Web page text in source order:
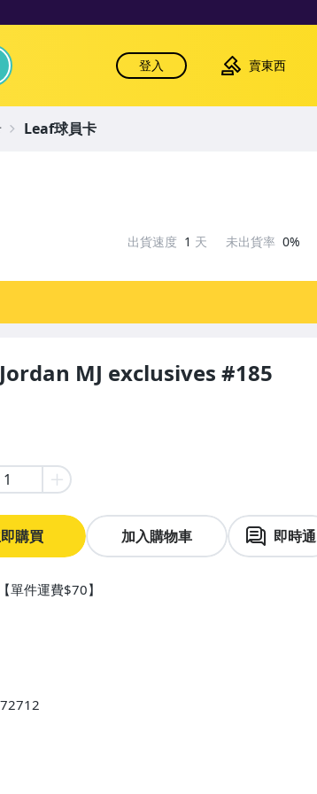
登入 賣東西
MJ exclusives #185
購買 加入購物車 即時通
單件運費$70】
出貨速度 1 天 未出貨率 0%
Leaf球員卡